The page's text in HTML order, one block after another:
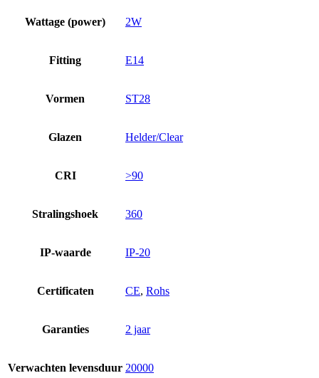
Wattage (power) 2W
Fitting E14
Vormen ST28
Glazen Helder/Clear
CRI >90
Stralingshoek 360
IP-waarde IP-20
Certificaten CE, Rohs
Garanties 2 jaar
Verwachten levensduur 20000